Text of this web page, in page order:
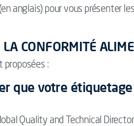
anglais) pour vous présenter
CONFORMITÉ
proposées :
que votre
Quality and Technical Director